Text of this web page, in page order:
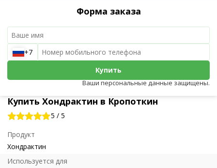
Купить Хондрактин в Кропоткин
5 / 5
Продукт
Хондрактин
Используется для
Форма заказа
+7
Купить
Ваши персональные данные защищены.